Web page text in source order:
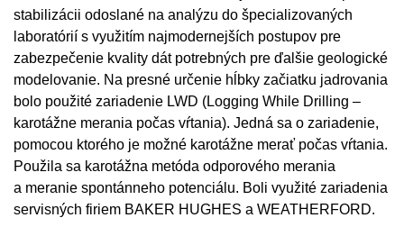
stabilizácii odoslané na analýzu do špecializovaných
laboratórií s využitím najmodernejších postupov pre
zabezpečenie kvality dát potrebných pre ďalšie geologické
modelovanie. Na presné určenie hĺbky začiatku jadrovania
bolo použité zariadenie LWD (Logging While Drilling –
karotážne merania počas vŕtania). Jedná sa o zariadenie,
pomocou ktorého je možné karotážne merať počas vŕtania.
Použila sa karotážna metóda odporového merania
a meranie spontánneho potenciálu. Boli využité zariadenia
servisných firiem BAKER HUGHES a WEATHERFORD.